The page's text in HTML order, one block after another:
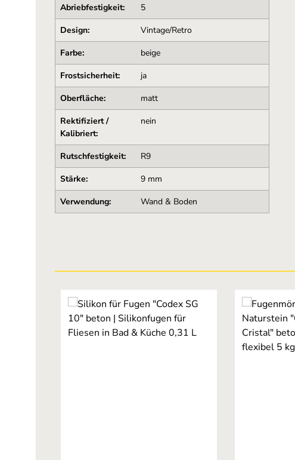
Abriebfestigkeit:
5
Design:
Vintage/Retro
Farbe:
beige
Frostsicherheit:
ja
Oberfläche:
matt
Rektifiziert /
Kalibriert:
nein
Rutschfestigkeit:
R9
Stärke:
9 mm
Verwendung:
Wand & Boden
Produktgalerie überspringen